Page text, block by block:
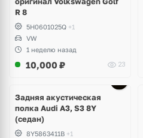
R 8
5H0601025Q +1
VW
1 неделю назад
10,000 ₽ 23
Задняя акустическая
полка Audi A3, S3 8Y
(седан)
8Y5863411B +1